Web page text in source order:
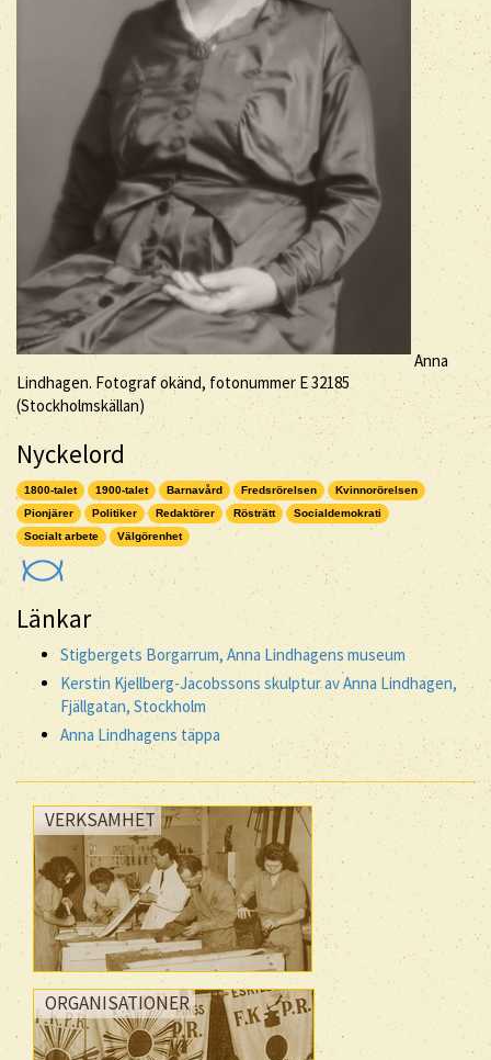
Anna
Lindhagen. Fotograf okänd, fotonummer E 32185
(Stockholmskällan)
Nyckelord
1800-talet 1900-talet Barnavård Fredsrörelsen
Kvinnorörelsen
Pionjärer
Politiker Redaktörer Rösträtt
Socialdemokrati
Socialt arbete
Välgörenhet
Länkar
Stigbergets Borgarrum, Anna Lindhagens museum
Kerstin Kjellberg-Jacobssons skulptur av Anna Lindhagen,
Fjällgatan, Stockholm
Anna Lindhagens täppa
VERKSAMHET
ORGANISATIONER